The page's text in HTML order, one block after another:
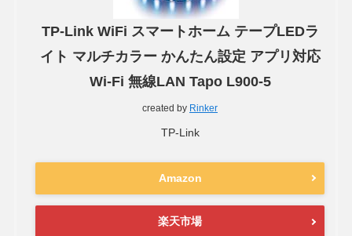
TP-Link WiFi スマートホーム テープLEDラ
イト マルチカラー かんたん設定 アプリ対応
Wi-Fi 無線LAN Tapo L900-5
created by Rinker
TP-Link
Amazon
楽天市場